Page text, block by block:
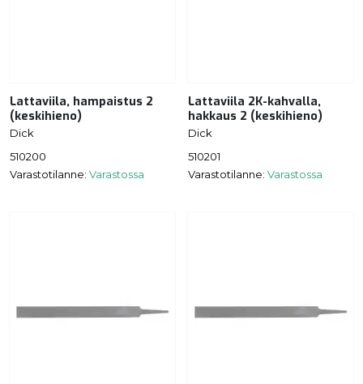
Lattaviila, hampaistus 2
(keskihieno)
Dick
510200
Varastotilanne: Varastossa
Lattaviila 2K-kahvalla,
hakkaus 2 (keskihieno)
Dick
510201
Varastotilanne: Varastossa